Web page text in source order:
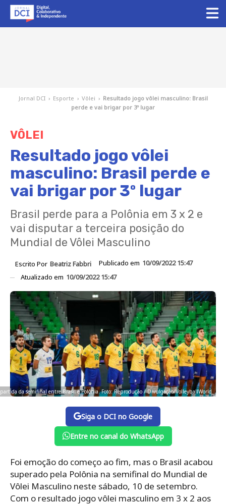
Jornal DCI › Esporte › Vôlei › Resultado jogo vôlei masculino: Brasil
perde e vai brigar por 3º lugar
VÔLEI
Resultado jogo vôlei
masculino: Brasil perde e
vai brigar por 3º lugar
Brasil perde para a Polônia em 3 x 2 e
vai disputar a terceira posição do
Mundial de Vôlei Masculino
Escrito Por Beatriz Fabbri Publicado em 10/09/2022 15:47
Atualizado em 10/09/2022 15:47
da semifinal entre Brasil e Polônia. Foto: Reprodução / Divulgação/VolleyballWorld
Siga o DCI no Google
Entre no canal do WhatsApp
Foi emoção do começo ao fim, mas o Brasil acabou
superado pela Polônia na semifinal do Mundial de
Vôlei Masculino neste sábado, 10 de setembro.
Com o resultado jogo vôlei masculino em 3 x 2 aos